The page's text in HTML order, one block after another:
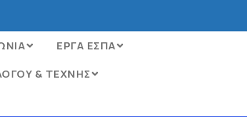
ΕΡΓΑ ΕΣΠΑ
& ΤΕΧΝΗΣ